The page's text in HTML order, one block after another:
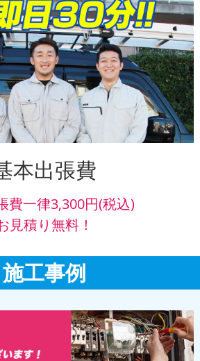
本出張費
費一律3,300円(税込)
見積り無料！
施工事例